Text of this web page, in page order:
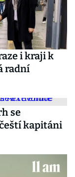
i kraji k
radní
se
kapitáni